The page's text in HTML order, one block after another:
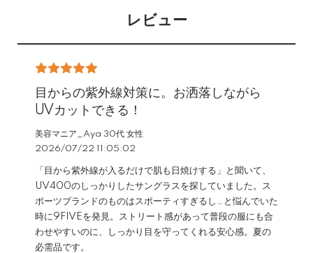
レビュー
目からの紫外線対策に。お洒落しながら
UVカットできる！
美容マニア_Aya 30代 女性
2026/07/22 11:05:02
「目から紫外線が入るだけで肌も日焼けする」と聞いて、
UV400のしっかりしたサングラスを探していました。ス
ポーツブランドのものはスポーティすぎるし…と悩んでいた
時に9FIVEを発見。ストリート感があって普段の服にも合
わせやすいのに、しっかり目を守ってくれる安心感。夏の
必需品です。